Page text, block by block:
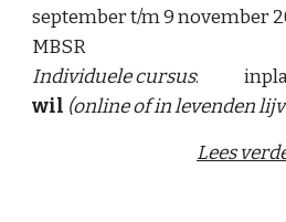
september t/m 9 november
MBSR
Individuele cursus:
wil (online of in levenden
Lees